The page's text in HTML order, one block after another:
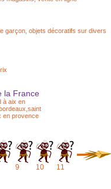
garçon, objets décoratifs sur divers
la France
à aix en
en provence
9 10 11